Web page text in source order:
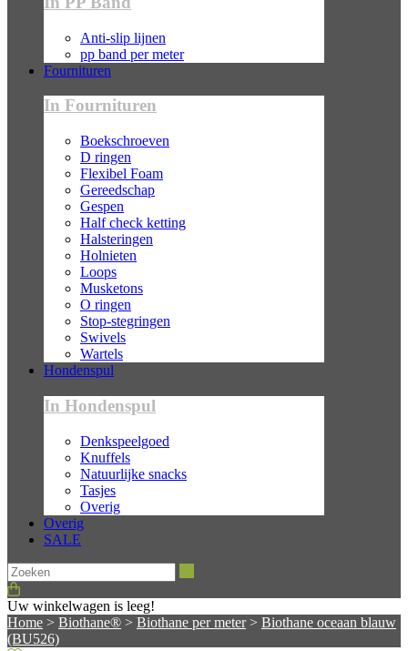
Anti-slip lijnen
pp band per meter
Fournituren
In Fournituren
Boekschroeven
D ringen
Flexibel Foam
Gereedschap
Gespen
Half check ketting
Halsteringen
Holnieten
Loops
Musketons
O ringen
Stop-stegringen
Swivels
Wartels
Hondenspul
In Hondenspul
Denkspeelgoed
Knuffels
Natuurlijke snacks
Tasjes
Overig
Overig
SALE
Uw winkelwagen is leeg!
Home > Biothane® > Biothane per meter> Biothane oceaan blauw
(BU526)